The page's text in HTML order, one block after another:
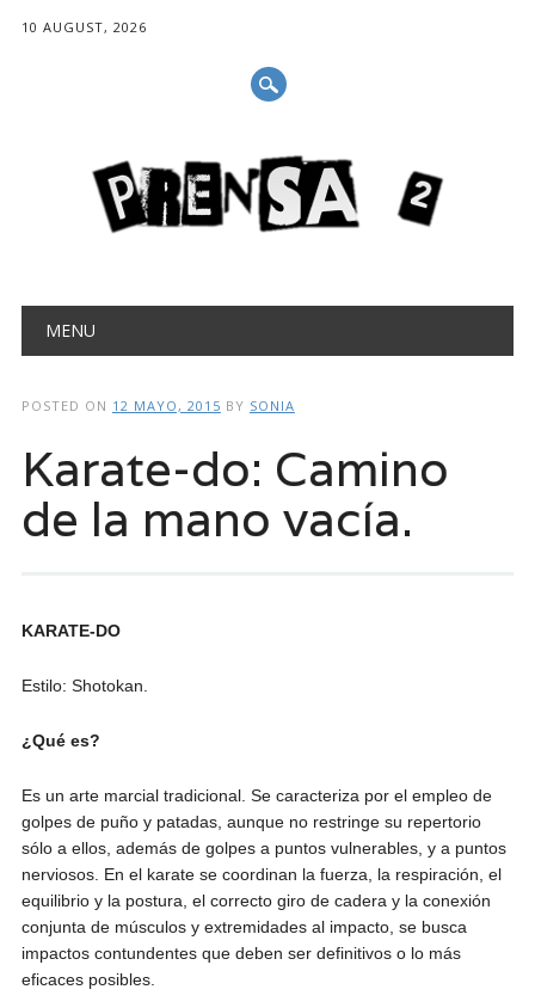
10 AUGUST, 2026
Main menu
MENU
POSTED ON 12 MAYO, 2015 BY SONIA
Karate-do: Camino
de la mano vacía.
KARATE-DO
Estilo: Shotokan.
¿Qué es?
Es un arte marcial tradicional. Se caracteriza por el empleo de
golpes de puño y patadas, aunque no restringe su repertorio
sólo a ellos, además de golpes a puntos vulnerables, y a puntos
nerviosos. En el karate se coordinan la fuerza, la respiración, el
equilibrio y la postura, el correcto giro de cadera y la conexión
conjunta de músculos y extremidades al impacto, se busca
impactos contundentes que deben ser definitivos o lo más
eficaces posibles.